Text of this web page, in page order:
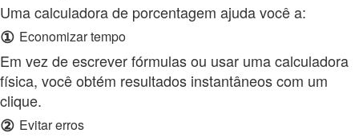
Uma calculadora de porcentagem ajuda você a:
① Economizar tempo
Em vez de escrever fórmulas ou usar uma calculadora
física, você obtém resultados instantâneos com um
clique.
② Evitar erros